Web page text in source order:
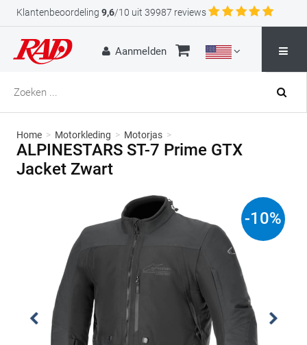
Klantenbeoordeling 9,6/10 uit 39987 reviews
Aanmelden
Home > Motorkleding > Motorjas >
ALPINESTARS ST-7 Prime GTX
Jacket Zwart
-10%